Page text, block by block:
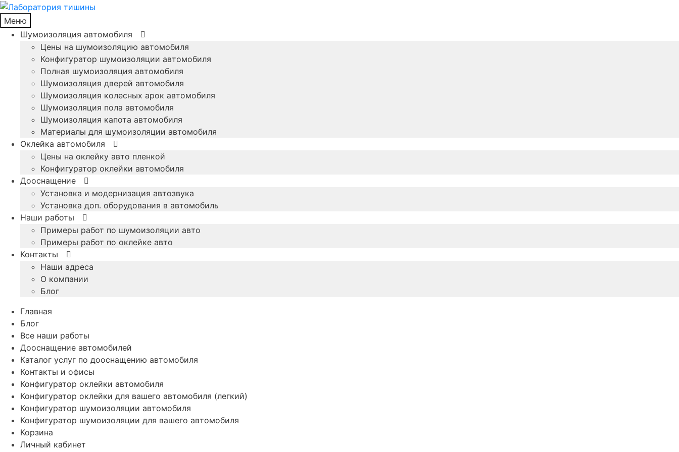
Меню
Шумоизоляция автомобиля
Цены на шумоизоляцию автомобиля
Конфигуратор шумоизоляции автомобиля
Полная шумоизоляция автомобиля
Шумоизоляция дверей автомобиля
Шумоизоляция колесных арок автомобиля
Шумоизоляция пола автомобиля
Шумоизоляция капота автомобиля
Материалы для шумоизоляции автомобиля
Оклейка автомобиля
Цены на оклейку авто пленкой
Конфигуратор оклейки автомобиля
Дооснащение
Установка и модернизация автозвука
Установка доп. оборудования в автомобиль
Наши работы
Примеры работ по шумоизоляции авто
Примеры работ по оклейке авто
Контакты
Наши адреса
О компании
Блог
Главная
Блог
Все наши работы
Дооснащение автомобилей
Каталог услуг по дооснащению автомобиля
Контакты и офисы
Конфигуратор оклейки автомобиля
Конфигуратор оклейки для вашего автомобиля (легкий)
Конфигуратор шумоизоляции автомобиля
Конфигуратор шумоизоляции для вашего автомобиля
Корзина
Личный кабинет